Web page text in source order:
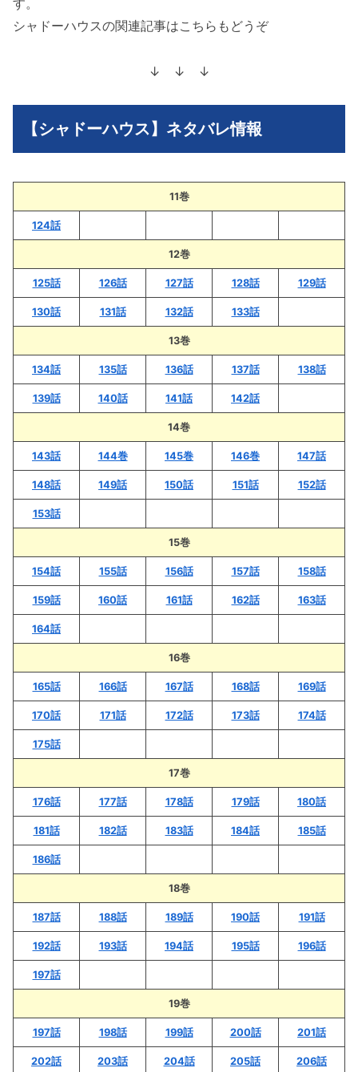
シャドーハウスの関連記事はこちらもどうぞ
↓ ↓ ↓
【シャドーハウス】ネタバレ情報
11巻
124話
12巻
125話 126話 127話 128話 129話
130話 131話 132話 133話
13巻
134話 135話 136話 137話 138話
139話 140話 141話 142話
14巻
143話 144巻 145巻 146巻 147話
148話 149話 150話 151話 152話
153話
15巻
154話 155話 156話 157話 158話
159話 160話 161話 162話 163話
164話
16巻
165話 166話 167話 168話 169話
170話 171話 172話 173話 174話
175話
17巻
176話 177話 178話 179話 180話
181話 182話 183話 184話 185話
186話
18巻
187話 188話 189話 190話 191話
192話 193話 194話 195話 196話
197話
19巻
197話 198話 199話 200話 201話
202話 203話 204話 205話 206話